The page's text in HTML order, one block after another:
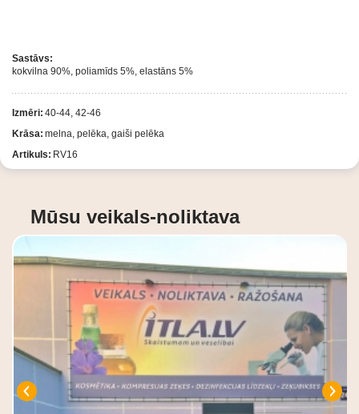
Sastāvs:
kokvilna 90%, poliamīds 5%, elastāns 5%
Izmēri: 40-44, 42-46
Krāsa: melna, pelēka, gaiši pelēka
Artikuls: RV16
Mūsu veikals-noliktava